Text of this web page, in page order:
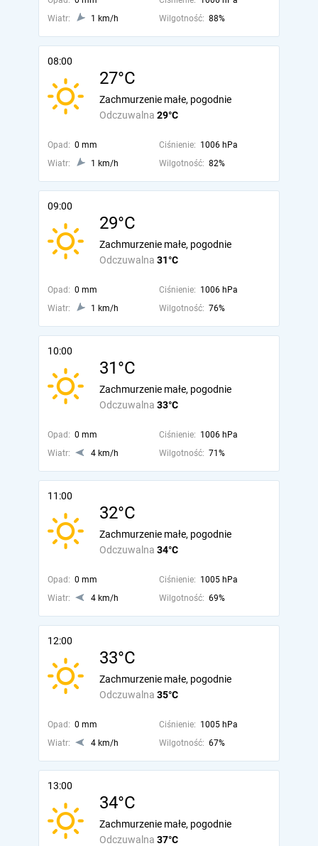
Wiatr:
1 km/h Wilgotność: 88%
08:00
27°C
Odczuwalna 29°C
Zachmurzenie małe, pogodnie
Opad: 0 mm Ciśnienie: 1006 hPa
Wiatr:
1 km/h Wilgotność: 82%
09:00
29°C
Odczuwalna 31°C
Zachmurzenie małe, pogodnie
Opad: 0 mm Ciśnienie: 1006 hPa
Wiatr:
1 km/h Wilgotność: 76%
10:00
31°C
Odczuwalna 33°C
Zachmurzenie małe, pogodnie
Opad: 0 mm Ciśnienie: 1006 hPa
Wiatr:
4 km/h Wilgotność: 71%
11:00
32°C
Odczuwalna 34°C
Zachmurzenie małe, pogodnie
Opad: 0 mm Ciśnienie: 1005 hPa
Wiatr:
4 km/h Wilgotność: 69%
12:00
33°C
Odczuwalna 35°C
Zachmurzenie małe, pogodnie
Opad: 0 mm Ciśnienie: 1005 hPa
Wiatr:
4 km/h Wilgotność: 67%
13:00
34°C
Odczuwalna 37°C
Zachmurzenie małe, pogodnie